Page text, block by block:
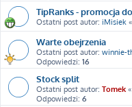
TipRanks - promocja
Ostatni post autor: iMisiek «
Warte obejrzenia
Ostatni post autor: winnie-
Odpowiedzi: 16
Stock split
Ostatni post autor: Tomek «
Odpowiedzi: 6